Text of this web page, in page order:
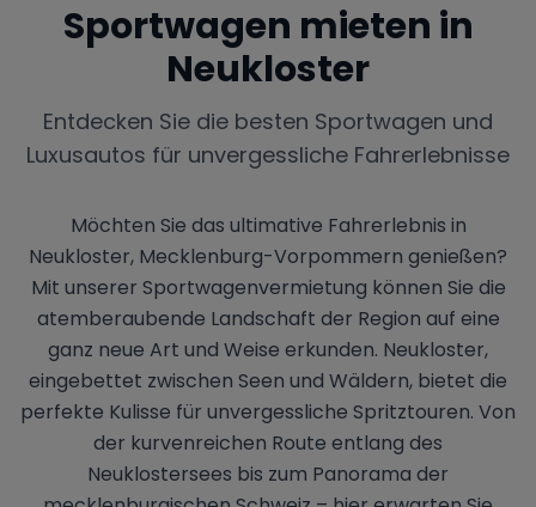
Sportwagen mieten in
Neukloster
Entdecken Sie die besten Sportwagen und
Luxusautos für unvergessliche Fahrerlebnisse
Möchten Sie das ultimative Fahrerlebnis in
Neukloster, Mecklenburg-Vorpommern genießen?
Mit unserer Sportwagenvermietung können Sie die
atemberaubende Landschaft der Region auf eine
ganz neue Art und Weise erkunden. Neukloster,
eingebettet zwischen Seen und Wäldern, bietet die
perfekte Kulisse für unvergessliche Spritztouren. Von
der kurvenreichen Route entlang des
Neuklostersees bis zum Panorama der